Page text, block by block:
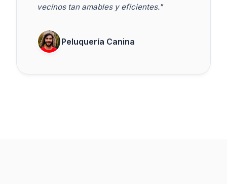
vecinos tan amables y eficientes."
Peluquería Canina